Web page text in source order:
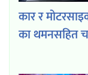
कार र
का थमनसहित